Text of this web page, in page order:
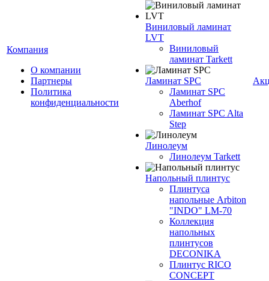
Компания
О компании
Партнеры
Политика
конфиденциальности
Виниловый ламинат
LVT
Виниловый
ламинат Tarkett
Ламинат SPC
Ламинат SPC
Aberhof
Ламинат SPC Alta
Step
Линолеум
Линолеум Tarkett
Напольный плинтус
Плинтуса
напольные Arbiton
"INDO" LM-70
Коллекция
напольных
плинтусов
DECONIKA
Плинтус RICO
CONCEPT